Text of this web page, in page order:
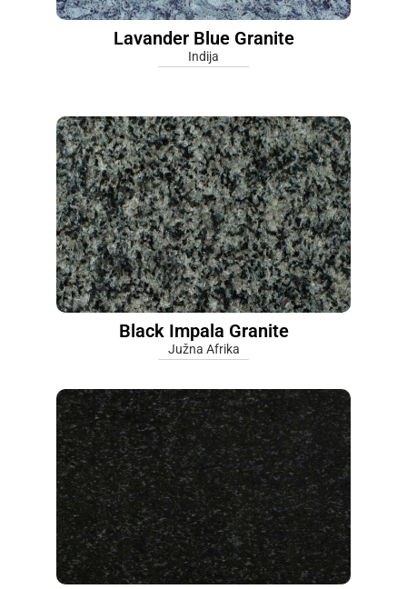
Lavander Blue Granite
Indija
Black Impala Granite
Južna Afrika